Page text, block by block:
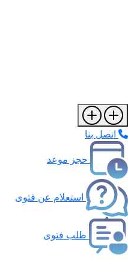
اتصل بنا
حجز موعد
استعلام عن فتوى
طلب فتوى